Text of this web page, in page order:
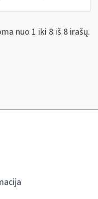
nuo 1 iki 8 iš 8 irašų.